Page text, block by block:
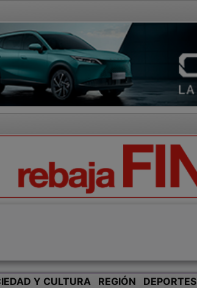
Y CULTURA REGIÓN DEPORTES